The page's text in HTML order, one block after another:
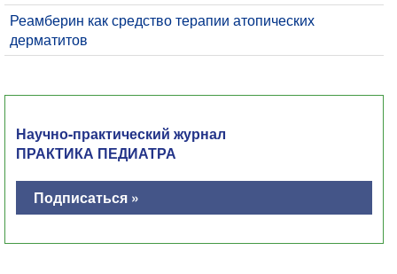
Реамберин как средство терапии атопических
дерматитов
Научно-практический журнал
ПРАКТИКА ПЕДИАТРА
Подписаться »